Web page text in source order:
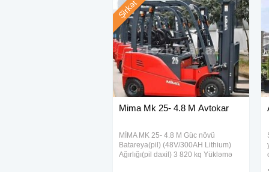
Mima Mk 25- 4.8 M Avtokar
MİMA MK 25- 4.8 M Güc növü
Batareya(pil) (48V/300AH Lithium)
Ağırlığı(pil daxil) 3 820 kq Yükləmə
Şirkət